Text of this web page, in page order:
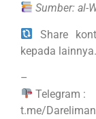
Sumber: al-
Share
kepada
–
Telegram :
t.me/